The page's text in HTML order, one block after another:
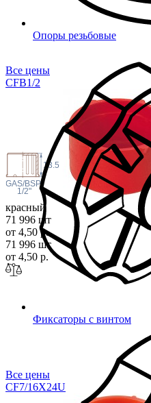
Опоры резьбовые
Фиксаторы с винтом
Все цены
CFB1/2
GAS/BSP
1/2"
13.5
красный
71 996 шт
от 4,50 р.
71 996 шт
от 4,50 р.
Все цены
CF7/16X24U